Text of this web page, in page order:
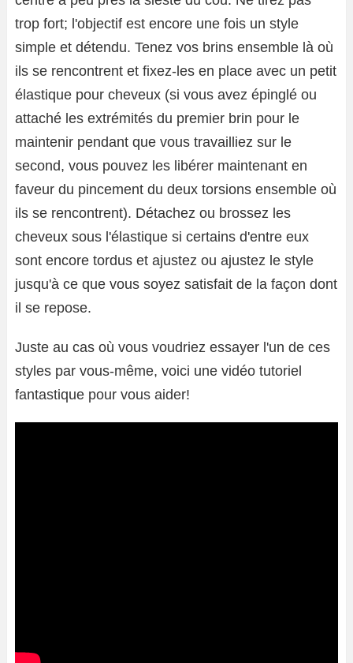
trop fort; l'objectif est encore une fois un style
simple et détendu. Tenez vos brins ensemble là où
ils se rencontrent et fixez-les en place avec un petit
élastique pour cheveux (si vous avez épinglé ou
attaché les extrémités du premier brin pour le
maintenir pendant que vous travailliez sur le
second, vous pouvez les libérer maintenant en
faveur du pincement du deux torsions ensemble où
ils se rencontrent). Détachez ou brossez les
cheveux sous l'élastique si certains d'entre eux
sont encore tordus et ajustez ou ajustez le style
jusqu'à ce que vous soyez satisfait de la façon dont
il se repose.
Juste au cas où vous voudriez essayer l'un de ces
styles par vous-même, voici une vidéo tutoriel
fantastique pour vous aider!